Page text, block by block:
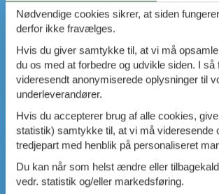
Nødvendige cookies sikrer, at siden
derfor ikke fravælges.
Hvis du giver samtykke til, at vi må
du os med at forbedre og udvikle siden. I så
videresendt anonymiserede oplysninger til
underleverandører.
Hvis du accepterer brug af alle cookies,
statistik) samtykke til, at vi må videresende
tredjepart med henblik på personaliseret
Du kan når som helst ændre eller
vedr. statistik og/eller markedsføring.